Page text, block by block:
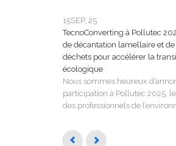
15SEP, 25
TecnoConverting à Pollutec
de décantation lamellaire et de
déchets pour accélérer la
écologique
Nous sommes heureux
participation à Pollutec 2025,
des professionnels de